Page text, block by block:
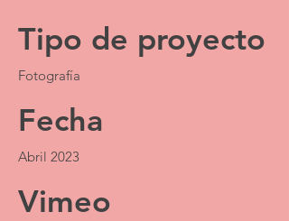
Tipo de proyecto
Fotografía
Fecha
Abril 2023
Vimeo